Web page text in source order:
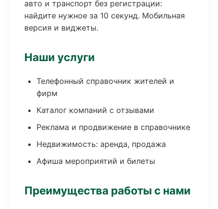
авто и транспорт без регистрации:
найдите нужное за 10 секунд. Мобильная
версия и виджеты.
Наши услуги
Телефонный справочник жителей и
фирм
Каталог компаний с отзывами
Реклама и продвижение в справочнике
Недвижимость: аренда, продажа
Афиша мероприятий и билеты
Преимущества работы с нами